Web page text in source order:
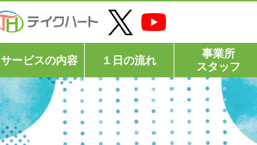
サービスの内容 １日の流れ
事業所
スタッフ